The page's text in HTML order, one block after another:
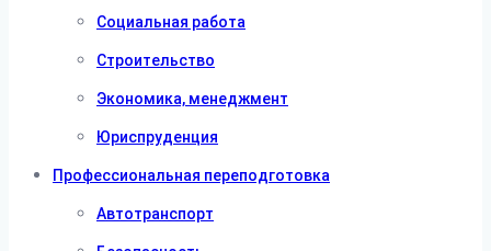
Социальная работа
Строительство
Экономика, менеджмент
Юриспруденция
Профессиональная переподготовка
Автотранспорт